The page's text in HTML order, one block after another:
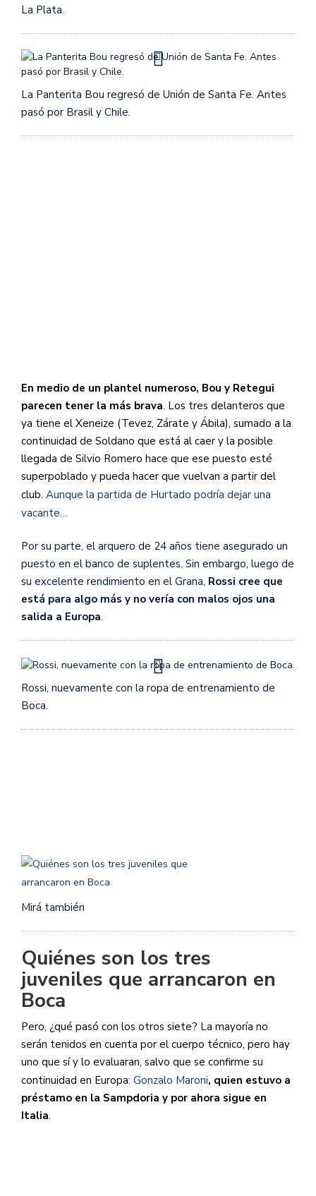
La Plata.
La Panterita Bou regresó de Unión de Santa Fe. Antes
pasó por Brasil y Chile.
En medio de un plantel numeroso, Bou y Retegui
parecen tener la más brava. Los tres delanteros que
ya tiene el Xeneize (Tevez, Zárate y Ábila), sumado a la
continuidad de Soldano que está al caer y la posible
llegada de Silvio Romero hace que ese puesto esté
superpoblado y pueda hacer que vuelvan a partir del
club. Aunque la partida de Hurtado podría dejar una
vacante…
Por su parte, el arquero de 24 años tiene asegurado un
puesto en el banco de suplentes. Sin embargo, luego de
su excelente rendimiento en el Grana, Rossi cree que
está para algo más y no vería con malos ojos una
salida a Europa.
Rossi, nuevamente con la ropa de entrenamiento de
Boca.
Mirá también
Quiénes son los tres
juveniles que arrancaron en
Boca
Pero, ¿qué pasó con los otros siete? La mayoría no
serán tenidos en cuenta por el cuerpo técnico, pero hay
uno que sí y lo evaluaran, salvo que se confirme su
continuidad en Europa: Gonzalo Maroni, quien estuvo a
préstamo en la Sampdoria y por ahora sigue en
Italia.